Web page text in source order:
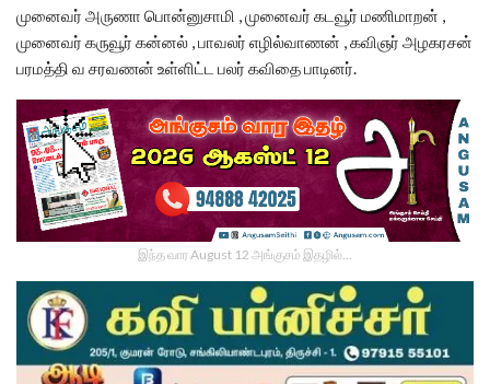
முனைவர் அருணா பொன்னுசாமி , முனைவர் கடவூர் மணிமாறன் ,
முனைவர் கருவூர் கன்னல் , பாவலர் எழில்வாணன் , கவிஞர் அழகரசன்
பரமத்தி வ சரவணன் உள்ளிட்ட பலர் கவிதை பாடினர்.
இந்த வார August 12 அங்குசம் இதழில்…